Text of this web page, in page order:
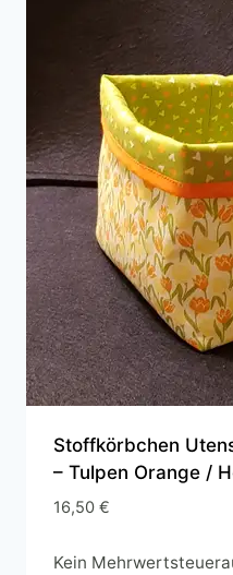
Stoffkörbchen
– Tulpen Orange /
16,50 €
Kein